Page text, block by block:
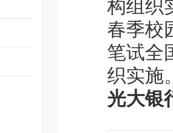
构组织
春季校
笔试全
织实施
光大银